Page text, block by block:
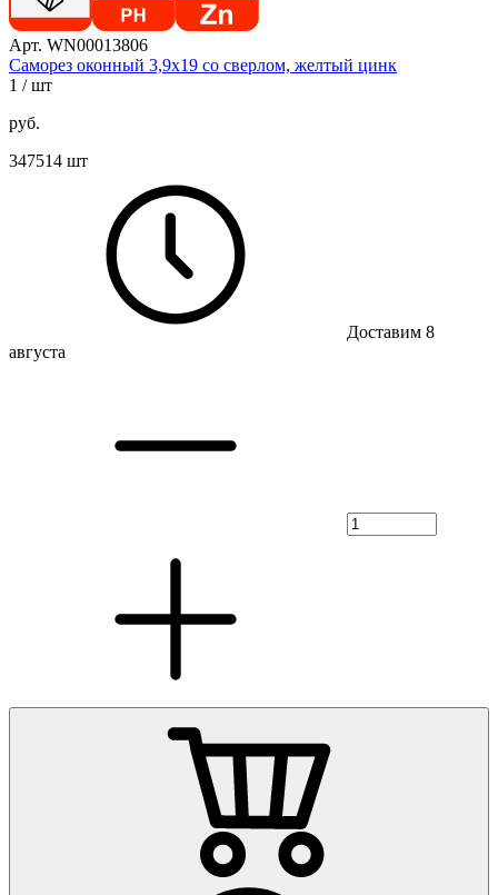
Арт. WN00013806
Саморез оконный 3,9х19 со сверлом, желтый цинк
1 / шт
руб.
347514 шт
Доставим 8
августа